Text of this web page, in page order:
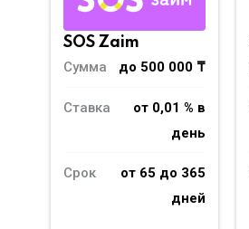
SOS Zaim
Сумма
до 500 000 ₸
Ставка
от 0,01 % в
день
Срок
от 65 до 365
дней